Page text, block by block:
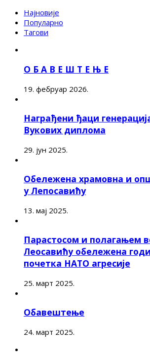
Најновије
Популарно
Тагови
О Б А В Е Ш Т Е Њ Е
19. фебруар 2026.
Награђени ђаци
Вукових диплома
29. јун 2025.
Обележена храмовна и
у Лепосавићу
13. мај 2025.
Парастосом и полагањем
Леосавићу обележена
почетка НАТО агресије
25. март 2025.
Обавештење
24. март 2025.